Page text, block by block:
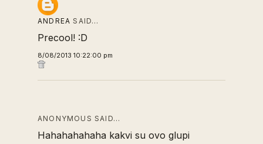
ANDREA SAID…
Precool! :D
8/08/2013 10:22:00 pm
ANONYMOUS SAID…
Hahahahahaha kakvi su ovo glupi